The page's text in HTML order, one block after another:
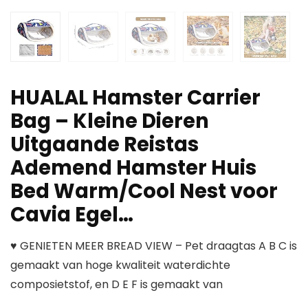
HUALAL Hamster Carrier
Bag – Kleine Dieren
Uitgaande Reistas
Ademend Hamster Huis
Bed Warm/Cool Nest voor
Cavia Egel…
♥ GENIETEN MEER BREAD VIEW – Pet draagtas A B C is
gemaakt van hoge kwaliteit waterdichte
composietstof, en D E F is gemaakt van